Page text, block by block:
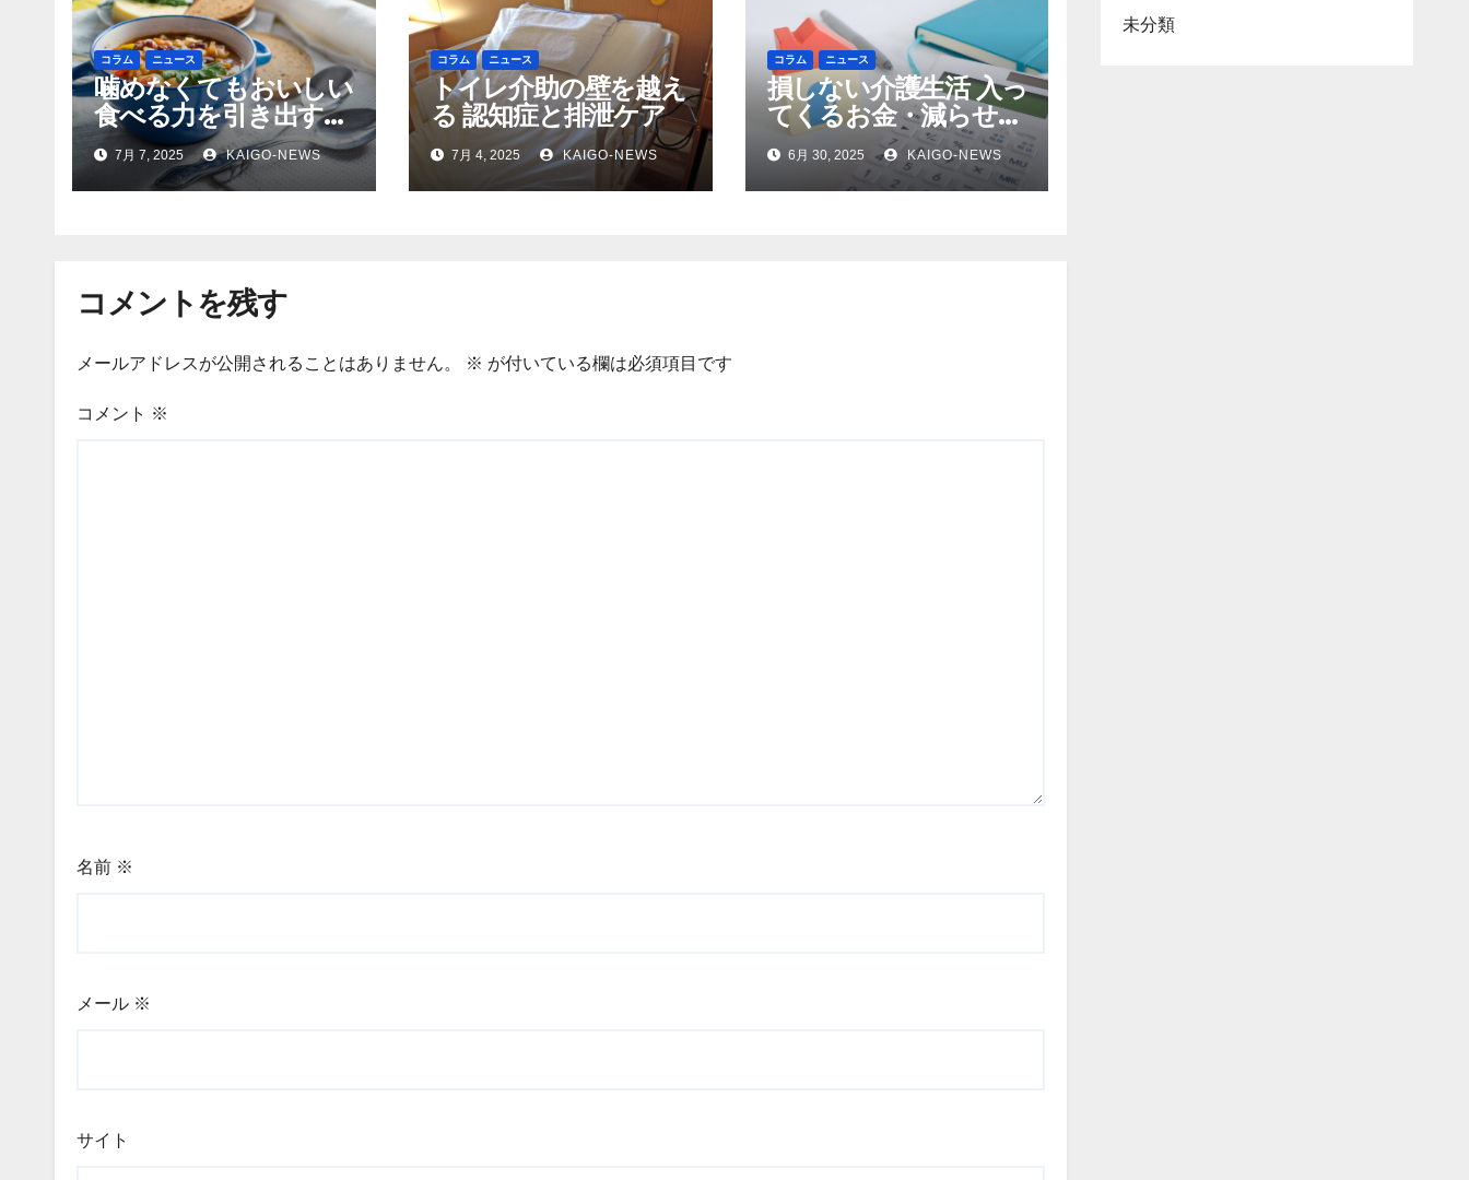
コラム ニュース
噛めなくてもおいしい
食べる力を引き出す高
齢者の調理術
7月 7, 2025 KAIGO-NEWS
コラム ニュース
トイレ介助の壁を越え
る 認知症と排泄ケア
7月 4, 2025 KAIGO-NEWS
コラム ニュース
損しない介護生活 入っ
てくるお金・減らせる
支出の話
6月 30, 2025 KAIGO-NEWS
コメントを残す
メールアドレスが公開されることはありません。 ※ が付いている欄は必須項目です
コメント ※
名前 ※
メール ※
サイト
未分類